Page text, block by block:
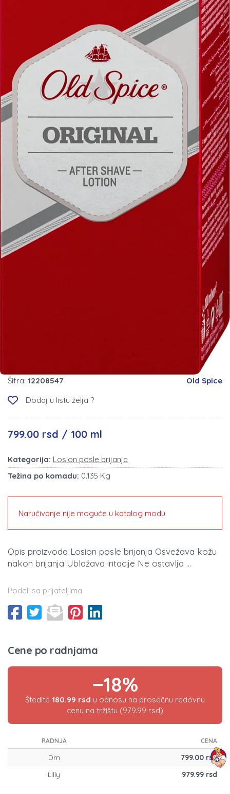
Šifra: 12208547
Dodaj u listu želja ?
Old Spice
799.00 rsd / 100 ml
Kategorija: Losion posle brijanja
Težina po komadu: 0.135 Kg
Naručivanje nije moguće u katalog modu
Opis proizvoda Losion posle brijanja Osvežava kožu
nakon brijanja Ublažava iritacije Ne ostavlja ...
Podeli sa prijateljima
Cene po radnjama
−18%
Štedite 180.99 rsd u odnosu na prosečnu redovnu
cenu na tržištu (979.99 rsd)
RADNJA CENA
Dm
799.00 rsd
Lilly
979.99 rsd